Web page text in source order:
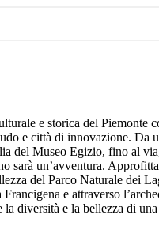
e storica del Piemonte
e città di innovazione. Da
del Museo Egizio, fino al
sarà un’avventura.
del Parco Naturale dei
e attraverso
diversità e la bellezza di